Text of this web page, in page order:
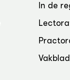
In de